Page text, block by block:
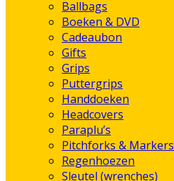
Ballbags
Boeken & DVD
Cadeaubon
Gifts
Grips
Puttergrips
Handdoeken
Headcovers
Paraplu’s
Pitchforks & Markers
Regenhoezen
Sleutel (wrenches)